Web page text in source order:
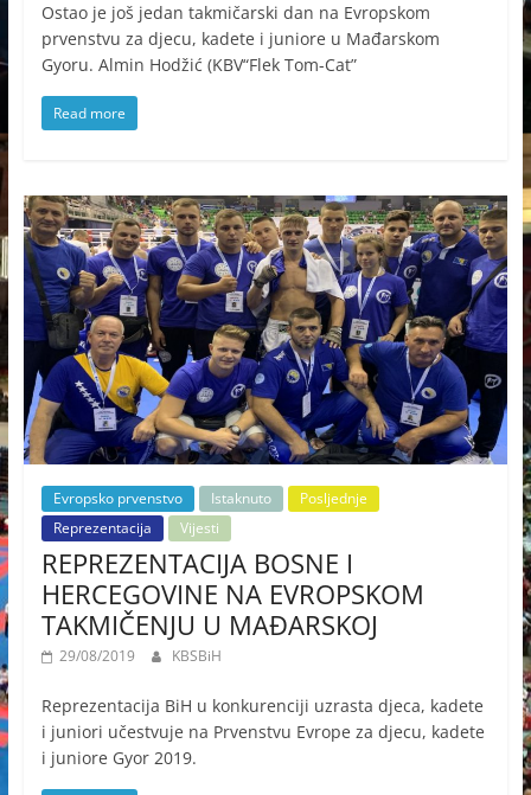
Ostao je još jedan takmičarski dan na Evropskom
prvenstvu za djecu, kadete i juniore u Mađarskom
Gyoru. Almin Hodžić (KBV“Flek Tom-Cat”
Read more
Evropsko prvenstvo Istaknuto
Posljednje
Reprezentacija
Vijesti
REPREZENTACIJA BOSNE I
HERCEGOVINE NA EVROPSKOM
TAKMIČENJU U MAĐARSKOJ
29/08/2019 KBSBiH
Reprezentacija BiH u konkurenciji uzrasta djeca, kadete
i juniori učestvuje na Prvenstvu Evrope za djecu, kadete
i juniore Gyor 2019.